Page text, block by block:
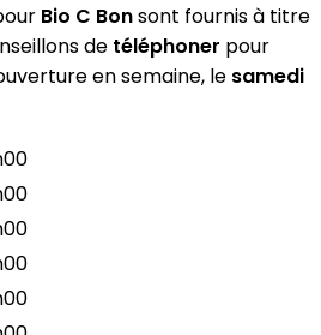
Bio C Bonsont fournis à titre
de téléphoner pour
en semaine, le samedi